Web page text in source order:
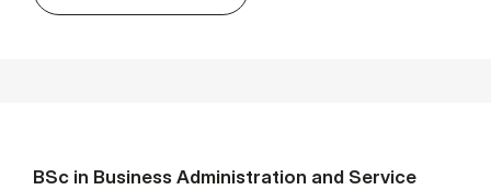
BSc in Busi­ness Ad­min­is­tra­tion and Ser­vice